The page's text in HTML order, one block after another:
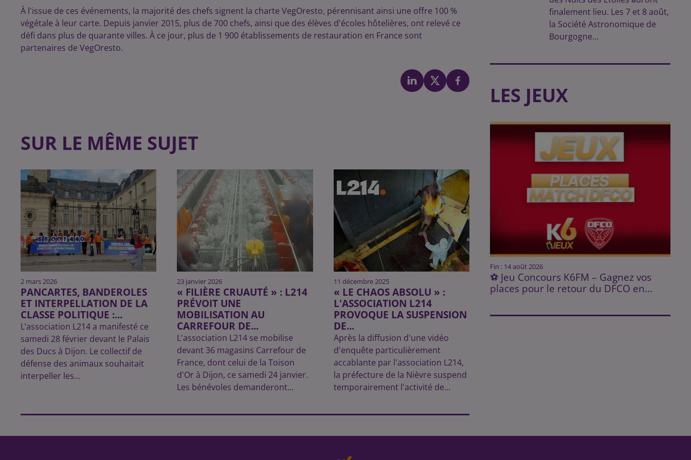
À l'issue de ces événements, la majorité des chefs signent la charte VegOresto, pérennisant ainsi une offre 100 %
végétale à leur carte. Depuis janvier 2015, plus de 700 chefs, ainsi que des élèves d'écoles hôtelières, ont relevé ce
défi dans plus de quarante villes. À ce jour, plus de 1 900 établissements de restauration en France sont
partenaires de VegOresto.
SUR LE MÊME SUJET
2 mars 2026
PANCARTES, BANDEROLES
ET INTERPELLATION DE LA
CLASSE POLITIQUE :...
L’association L214 a manifesté ce
samedi 28 février devant le Palais
des Ducs à Dijon. Le collectif de
défense des animaux souhaitait
interpeller les...
23 janvier 2026
« FILIÈRE CRUAUTÉ » : L214
PRÉVOIT UNE
MOBILISATION AU
CARREFOUR DE...
L'association L214 se mobilise
devant 36 magasins Carrefour de
France, dont celui de la Toison
d'Or à Dijon, ce samedi 24 janvier.
Les bénévoles demanderont...
11 décembre 2025
« LE CHAOS ABSOLU » :
L'ASSOCIATION L214
PROVOQUE LA SUSPENSION
DE...
Après la diffusion d'une vidéo
d'enquête particulièrement
accablante par l'association L214,
la préfecture de la Nièvre suspend
temporairement l'activité de...
finalement lieu. Les 7 et 8 août,
la Société Astronomique de
Bourgogne...
LES JEUX
Fin : 14 août 2026
⚽ Jeu Concours K6FM – Gagnez vos
places pour le retour du DFCO en...